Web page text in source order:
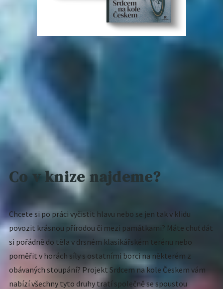
Co v knize najdeme?
Chcete si po práci vyčistit hlavu nebo se jen tak v klidu
povozit krásnou přírodou či mezi památkami? Máte chuť dát
si pořádně do těla v drsném klasikářském terénu nebo
poměřit v horách síly s ostatními borci na některém z
obávaných stoupání? Projekt Srdcem na kole Českem vám
nabízí všechny tyto druhy tratí společně se spoustou